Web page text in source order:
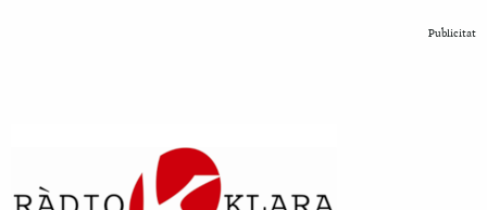
Publicitat